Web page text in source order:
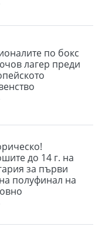
по бокс
лагер преди
до 14 г. на
за първи
полуфинал на